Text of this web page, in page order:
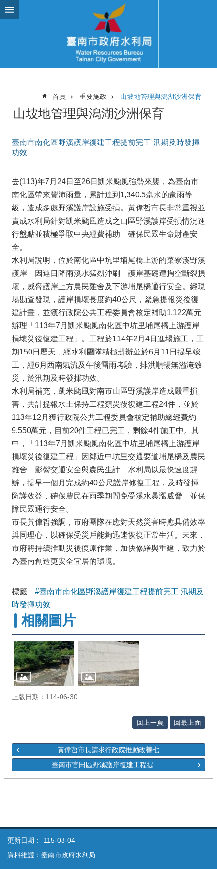
跳到主要內容區塊
首頁 重要施政 山坡地管理與潟湖沙洲保育
山坡地管理與潟湖沙洲保育
臺南市南化區野溪護岸復建工程提前完工 汛期及時發揮
功效
去(113)年7月24日至26日凱米颱風強勢來襲，為臺南市
南化區帶來豐沛雨量，累計達到1,340.5毫米的豪雨等
級，造成多處野溪護岸設施受損。黃偉哲市長非常重視並
責成水利局針對凱米颱風造成之山區野溪護岸受損情況進
行盤點並積極爭取中央經費補助，確保民眾生命財產安
全。
水利局說明，位於南化區中坑里埔尾橋上游的菜寮溪野溪
護岸，因連日降雨溪水猛烈沖刷，護岸基礎遭掏空斷裂損
壞，威脅護岸上方農民雞舍及下游埔尾橋通行安全。經現
場勘查發現，護岸損壞長度約40公尺，緊急提報災後復
建計畫，並獲行政院公共工程委員會核定補助1,122萬元
辦理「113年7月凱米颱風南化區中坑里埔尾橋上游護岸
損壞災後復建工程」。工程於114年2月4日進場施工，工
期150日曆天，經水利團隊積極趕辦並於6月11日提早竣
工，經6月西南氣流及午後雷雨考驗，排洪順暢無溢淹致
災，於汛期及時發揮功效。
水利局補充，凱米颱風對南市山區野溪護岸造成嚴重損
害，共計提報水土保持工程類災後復建工程24件，並於
113年12月獲行政院公共工程委員會核定補助總經費約
9,550萬元，目前20件工程已完工，剩餘4件施工中。其
中，「113年7月凱米颱風南化區中坑里埔尾橋上游護岸
損壞災後復建工程」因鄰近中坑里交通要道埔尾橋及農民
雞舍，影響交通安全與農民生計，水利局以最快速度趕
辦，提早一個月完成約40公尺護岸修復工程，及時發揮
防護效益，確保農民在雨季期間免受溪水暴漲威脅，並保
障民眾通行安全。
市長黃偉哲強調，市府團隊在應對天然災害時應具備效率
與同理心，以確保受災戶能夠迅速恢復正常生活。未來，
市府將持續推動災後復原作業，加快修繕與重建，致力於
為臺南創造更安全宜居的環境。
標籤： #臺南市南化區野溪護岸復建工程提前完工 汛期及
時發揮功效
相關圖片
上版日期：114-06-30
回上一頁 回最上面
黃偉哲市長請求行政院推動改善七...
臺南市官田區野溪護岸復建工程提...
更新日期：
115-08-04
資料維護：臺南市政府水利局